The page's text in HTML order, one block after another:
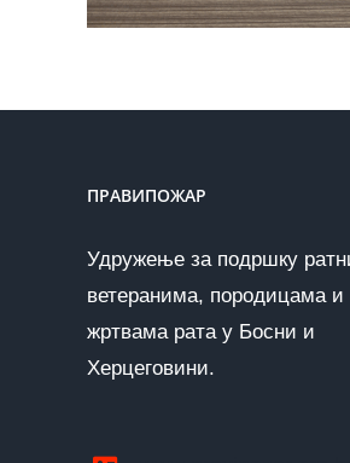
ПРАВИПОЖАР
Удружење за подршку
ветеранима, породицама и
жртвама рата у Босни и
Херцеговини.